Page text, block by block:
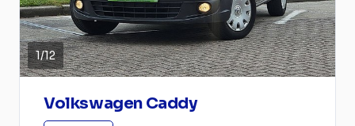
1/12
Volkswagen Caddy